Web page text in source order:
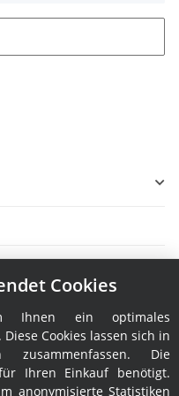
Cookies
Ihnen ein optimales
Cookies lassen sich in
zusammenfassen. Die
Ihren Einkauf benötigt.
anonymisierte Statistiken